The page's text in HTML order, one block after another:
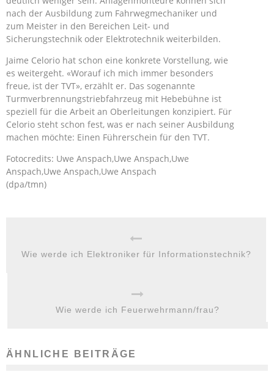
nach der Ausbildung zum Fahrwegmechaniker und
zum Meister in den Bereichen Leit- und
Sicherungstechnik oder Elektrotechnik weiterbilden.
Jaime Celorio hat schon eine konkrete Vorstellung, wie
es weitergeht. «Worauf ich mich immer besonders
freue, ist der TVT», erzählt er. Das sogenannte
Turmverbrennungstriebfahrzeug mit Hebebühne ist
speziell für die Arbeit an Oberleitungen konzipiert. Für
Celorio steht schon fest, was er nach seiner Ausbildung
machen möchte: Einen Führerschein für den TVT.
Fotocredits: Uwe Anspach,Uwe Anspach,Uwe
Anspach,Uwe Anspach,Uwe Anspach
(dpa/tmn)
Wie werde ich Elektroniker für Informationstechnik?
Wie werde ich Feuerwehrmann/frau?
ÄHNLICHE BEITRÄGE